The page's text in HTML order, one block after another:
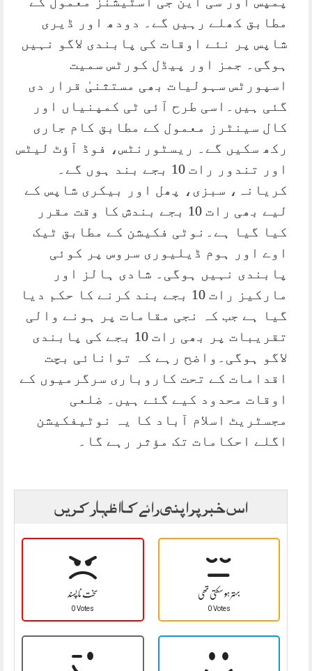
مطابق کھلے رہیں گے۔ دودھ اور ڈیری
شاپس پر نئے اوقات کی پابندی لاگو نہیں
ہوگی۔ جمز اور پیڈل کورٹس سمیت
اسپورٹس سہولیات بھی مستثنیٰ قرار دی
گئی ہیں۔اسی طرح آئی ٹی کمپنیاں اور
کال سینٹرز معمول کے مطابق کام جاری
رکھ سکیں گے۔ ریسٹورنٹس، فوڈ آؤٹ لیٹس
اور تندور رات 10 بجے بند ہوں گے۔
کریانہ، سبزی، پھل اور بیکری شاپس کے
لیے بھی رات 10 بجے بندش کا وقت مقرر
کیا گیا ہے۔نوٹی فکیشن کے مطابق ٹیک
اوے اور ہوم ڈیلیوری سروس پر کوئی
پابندی نہیں ہوگی۔ شادی ہالز اور
مارکیز رات 10 بجے بند کرنے کا حکم دیا
گیا ہے جب کہ نجی مقامات پر ہونے والی
تقریبات پر بھی رات 10 بجے کی پابندی
لاگو ہوگی۔واضح رہے کہ توانائی بچت
اقدامات کے تحت کاروباری سرگرمیوں کے
اوقات محدود کیے گئے ہیں۔ ضلعی
مجسٹریٹ اسلام آباد کا یہ نوٹیفکیشن
اگلے احکامات تک مؤثر رہے گا۔
اس خبر پر اپنی رائے کا اظہار کریں
سخت نا پسند
0 Votes
بہتر ہو سکتی تھی
0 Votes